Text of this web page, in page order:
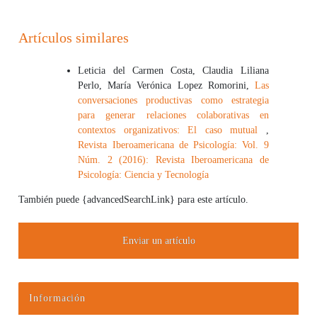
Artículos similares
Leticia del Carmen Costa, Claudia Liliana
Perlo, María Verónica Lopez Romorini, Las
conversaciones productivas como estrategia
para generar relaciones colaborativas en
contextos organizativos: El caso mutual ,
Revista Iberoamericana de Psicología: Vol. 9
Núm. 2 (2016): Revista Iberoamericana de
Psicología: Ciencia y Tecnología
También puede {advancedSearchLink} para este artículo.
Enviar un artículo
Información